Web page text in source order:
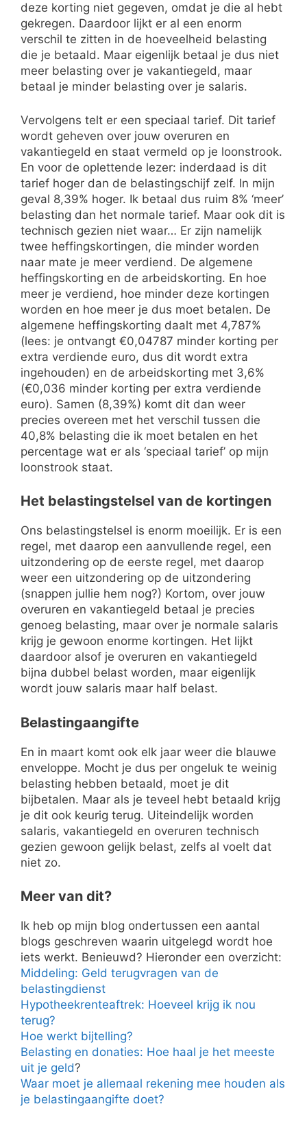
deze korting niet gegeven, omdat je die al hebt
gekregen. Daardoor lijkt er al een enorm
verschil te zitten in de hoeveelheid belasting
die je betaald. Maar eigenlijk betaal je dus niet
meer belasting over je vakantiegeld, maar
betaal je minder belasting over je salaris.
Vervolgens telt er een speciaal tarief. Dit tarief
wordt geheven over jouw overuren en
vakantiegeld en staat vermeld op je loonstrook.
En voor de oplettende lezer: inderdaad is dit
tarief hoger dan de belastingschijf zelf. In mijn
geval 8,39% hoger. Ik betaal dus ruim 8% ‘meer’
belasting dan het normale tarief. Maar ook dit is
technisch gezien niet waar… Er zijn namelijk
twee heffingskortingen, die minder worden
naar mate je meer verdiend. De algemene
heffingskorting en de arbeidskorting. En hoe
meer je verdiend, hoe minder deze kortingen
worden en hoe meer je dus moet betalen. De
algemene heffingskorting daalt met 4,787%
(lees: je ontvangt €0,04787 minder korting per
extra verdiende euro, dus dit wordt extra
ingehouden) en de arbeidskorting met 3,6%
(€0,036 minder korting per extra verdiende
euro). Samen (8,39%) komt dit dan weer
precies overeen met het verschil tussen die
40,8% belasting die ik moet betalen en het
percentage wat er als ‘speciaal tarief’ op mijn
loonstrook staat.
Het belastingstelsel van de kortingen
Ons belastingstelsel is enorm moeilijk. Er is een
regel, met daarop een aanvullende regel, een
uitzondering op de eerste regel, met daarop
weer een uitzondering op de uitzondering
(snappen jullie hem nog?) Kortom, over jouw
overuren en vakantiegeld betaal je precies
genoeg belasting, maar over je normale salaris
krijg je gewoon enorme kortingen. Het lijkt
daardoor alsof je overuren en vakantiegeld
bijna dubbel belast worden, maar eigenlijk
wordt jouw salaris maar half belast.
Belastingaangifte
En in maart komt ook elk jaar weer die blauwe
enveloppe. Mocht je dus per ongeluk te weinig
belasting hebben betaald, moet je dit
bijbetalen. Maar als je teveel hebt betaald krijg
je dit ook keurig terug. Uiteindelijk worden
salaris, vakantiegeld en overuren technisch
gezien gewoon gelijk belast, zelfs al voelt dat
niet zo.
Meer van dit?
Ik heb op mijn blog ondertussen een aantal
blogs geschreven waarin uitgelegd wordt hoe
iets werkt. Benieuwd? Hieronder een overzicht:
Middeling: Geld terugvragen van de
belastingdienst
Hypotheekrenteaftrek: Hoeveel krijg ik nou
terug?
Hoe werkt bijtelling?
Belasting en donaties: Hoe haal je het meeste
uit je geld?
Waar moet je allemaal rekening mee houden als
je belastingaangifte doet?